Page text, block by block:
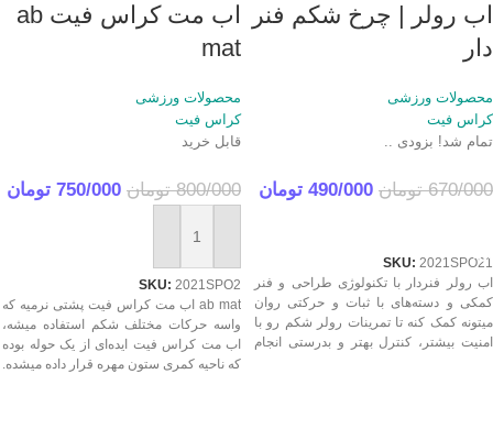
اب رولر | چرخ شکم فنر
دار
محصولات ورزشی
کراس فیت
تمام شد! بزودی ..
670/000 تومان 490/000 تومان
SKU: 2021SPO21
اب رولر فنردار با تکنولوژی طراحی و فنر
کمکی و دسته‌های با ثبات و حرکتی روان
میتونه کمک کنه تا تمرینات رولر شکم رو با
امنیت بیشتر، کنترل بهتر و بدرستی انجام
اب مت کراس فیت ab
mat
محصولات ورزشی
کراس فیت
قابل خرید
800/000 تومان 750/000 تومان
خرید
SKU: 2021SPO2
ab mat اب مت کراس فیت پشتی نرمیه که
واسه حرکات مختلف شکم استفاده میشه،
اب مت کراس فیت ایده‌ای از یک حوله بوده
که ناحیه کمری ستون مهره قرار داده میشده.